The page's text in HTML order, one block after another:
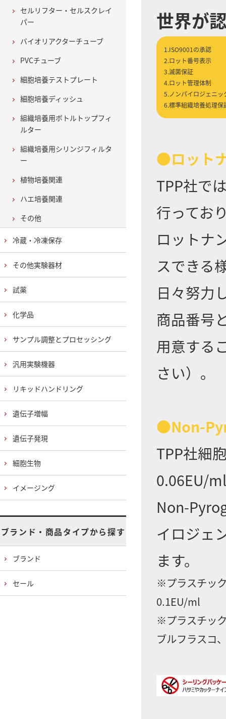
世界が
1.ISO9001の承認
2.ロット番号表示
3.滅菌保証
4.ロット管理体制
5.ノンパイロジェニッ
6.標準組織培養処理保
●ロット
TPP社で
行ってお
ロットナ
スできる
日々努力
商品番号
用意する
さい）。
●Non-
TPP社細
0.06EU/
Non-
イロジェ
ます。
※プラスチッ
0.1EU/ml
※プラスチッ
ブルフラスコ
セルリフター・セルスクレイ
パー
バイオリアクターチューブ
PVCチューブ
細胞培養テストプレート
細胞培養ディッシュ
組織培養用ボトルトップフィ
ルター
組織培養用シリンジフィルタ
ー
植物培養関連
ハエ培養関連
その他
冷蔵・冷凍保存
その他実験器材
試薬
化学品
サンプル調整とプロセッシング
汎用実験機器
リキッドハンドリング
遺伝子増幅
遺伝子発現
細胞生物
イメージング
ブランド・商品タイプから探す
ブランド
セール